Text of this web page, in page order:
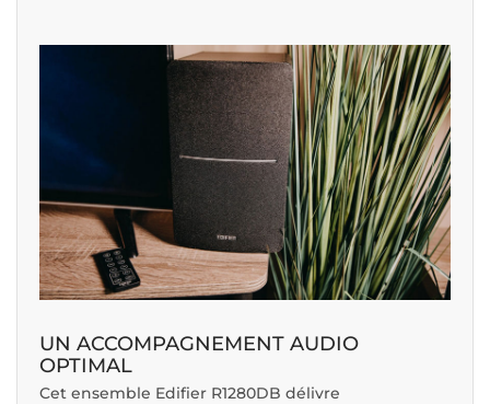
UN ACCOMPAGNEMENT AUDIO
OPTIMAL
Cet ensemble Edifier R1280DB délivre